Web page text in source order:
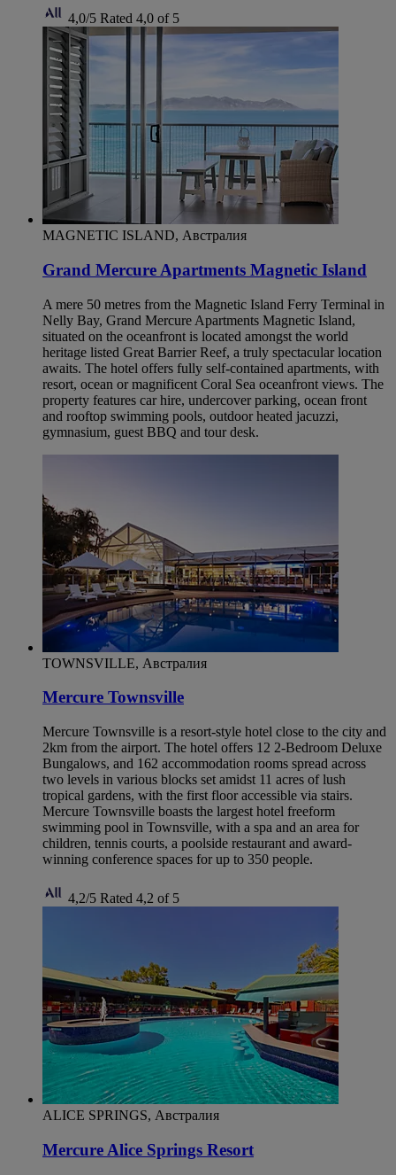
4,0/5 Rated 4,0 of 5
MAGNETIC ISLAND, Австралия
Grand Mercure Apartments Magnetic Island
A mere 50 metres from the Magnetic Island Ferry Terminal in
Nelly Bay, Grand Mercure Apartments Magnetic Island,
situated on the oceanfront is located amongst the world
heritage listed Great Barrier Reef, a truly spectacular location
awaits. The hotel offers fully self-contained apartments, with
resort, ocean or magnificent Coral Sea oceanfront views. The
property features car hire, undercover parking, ocean front
and rooftop swimming pools, outdoor heated jacuzzi,
gymnasium, guest BBQ and tour desk.
TOWNSVILLE, Австралия
Mercure Townsville
Mercure Townsville is a resort-style hotel close to the city and
2km from the airport. The hotel offers 12 2-Bedroom Deluxe
Bungalows, and 162 accommodation rooms spread across
two levels in various blocks set amidst 11 acres of lush
tropical gardens, with the first floor accessible via stairs.
Mercure Townsville boasts the largest hotel freeform
swimming pool in Townsville, with a spa and an area for
children, tennis courts, a poolside restaurant and award-
winning conference spaces for up to 350 people.
4,2/5 Rated 4,2 of 5
ALICE SPRINGS, Австралия
Mercure Alice Springs Resort